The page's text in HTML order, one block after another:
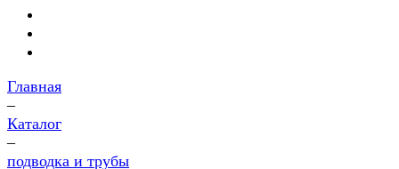
Главная
–
Каталог
–
подводка и трубы